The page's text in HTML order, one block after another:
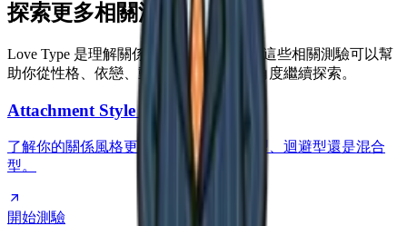
探索更多相關測驗
Love Type 是理解關係風格的一種視角。這些相關測驗可以幫
助你從性格、依戀、動機和關係互動等角度繼續探索。
Attachment Style Quiz
了解你的關係風格更接近安全型、焦慮型、迴避型還是混合
型。
開始測驗